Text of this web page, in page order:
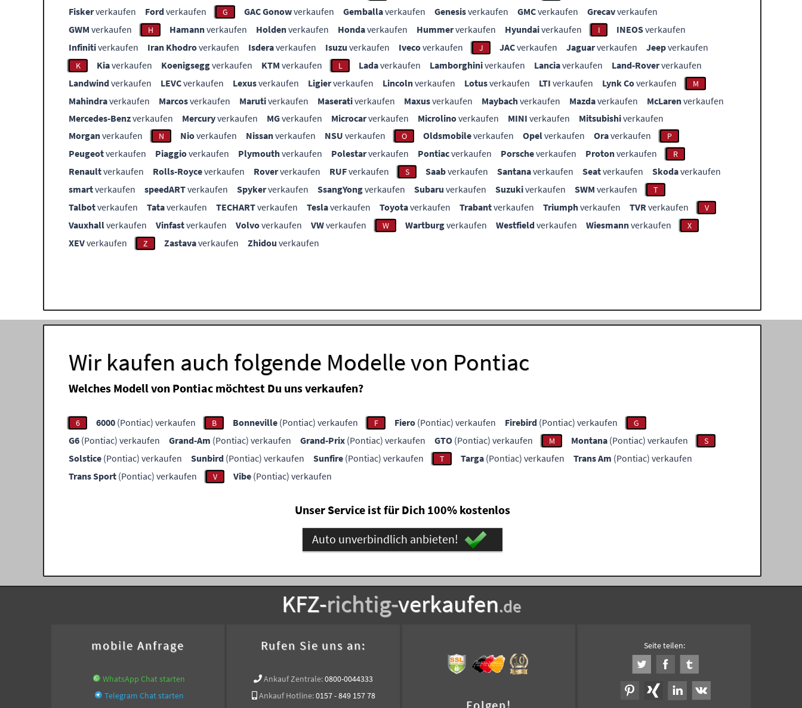
Fiskerverkaufen Fordverkaufen G GAC Gonowverkaufen Gemballaverkaufen Genesisverkaufen GMCverkaufen Grecavverkaufen
GWM verkaufen H Hamannverkaufen Holdenverkaufen Hondaverkaufen Hummerverkaufen Hyundaiverkaufen I INEOSverkaufen
Infinitiverkaufen Iran Khodroverkaufen Isderaverkaufen Isuzu verkaufen Ivecoverkaufen J JACverkaufen Jaguarverkaufen Jeepverkaufen
K Kiaverkaufen Koenigseggverkaufen KTM verkaufen L Ladaverkaufen Lamborghiniverkaufen Lanciaverkaufen Land-Roververkaufen
Landwindverkaufen LEVCverkaufen Lexusverkaufen Ligierverkaufen Lincolnverkaufen Lotusverkaufen LTI verkaufen Lynk Coverkaufen M
Mahindraverkaufen Marcosverkaufen Marutiverkaufen Maserativerkaufen Maxusverkaufen Maybachverkaufen Mazdaverkaufen McLarenverkaufen
Mercedes-Benzverkaufen Mercuryverkaufen MGverkaufen Microcarverkaufen Microlinoverkaufen MINI verkaufen Mitsubishiverkaufen
Morganverkaufen N Nioverkaufen Nissanverkaufen NSU verkaufen O Oldsmobileverkaufen Opelverkaufen Oraverkaufen P
Peugeotverkaufen Piaggioverkaufen Plymouthverkaufen Polestarverkaufen Pontiacverkaufen Porscheverkaufen Protonverkaufen R
Renaultverkaufen Rolls-Royceverkaufen Roververkaufen RUFverkaufen S Saabverkaufen Santanaverkaufen Seatverkaufen Skodaverkaufen
smartverkaufen speedARTverkaufen Spykerverkaufen SsangYongverkaufen Subaru verkaufen Suzukiverkaufen SWM verkaufen T
Talbotverkaufen Tataverkaufen TECHARTverkaufen Teslaverkaufen Toyotaverkaufen Trabantverkaufen Triumphverkaufen TVRverkaufen V
Vauxhallverkaufen Vinfastverkaufen Volvoverkaufen VWverkaufen W Wartburgverkaufen Westfieldverkaufen Wiesmannverkaufen X
XEVverkaufen Z Zastavaverkaufen Zhidou verkaufen
Wir kaufen auch folgende Modelle von Pontiac
Welches Modell von Pontiac möchtest Du uns verkaufen?
6 6000 (Pontiac) verkaufen B Bonneville (Pontiac) verkaufen F Fiero (Pontiac) verkaufen Firebird (Pontiac) verkaufen G
G6 (Pontiac) verkaufen Grand-Am (Pontiac) verkaufen Grand-Prix (Pontiac) verkaufen GTO (Pontiac) verkaufen M Montana (Pontiac) verkaufen S
Solstice (Pontiac) verkaufen Sunbird (Pontiac) verkaufen Sunfire (Pontiac) verkaufen T Targa (Pontiac) verkaufen Trans Am (Pontiac) verkaufen
Trans Sport (Pontiac) verkaufen V Vibe (Pontiac) verkaufen
Unser Service ist für Dich 100% kostenlos
Auto unverbindlich anbieten!
KFZ-richtig-verkaufen.de
mobile Anfrage
WhatsApp Chat starten
Telegram Chat starten
Rufen Sie uns an:
Ankauf Zentrale:0800-0044333
Ankauf Hotline:0157 - 849 157 78
Folgen!
Seite teilen: